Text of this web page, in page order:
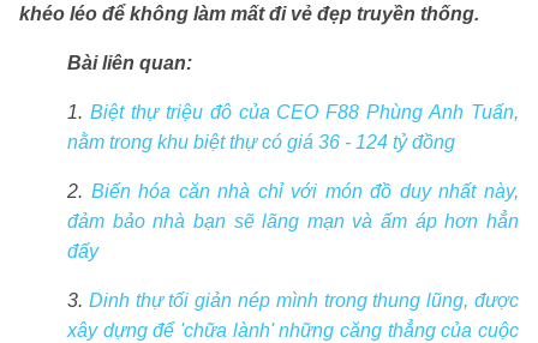
khéo léo để không làm mất đi vẻ đẹp truyền thống.
Bài liên quan:
1. Biệt thự triệu đô của CEO F88 Phùng Anh Tuấn,
nằm trong khu biệt thự có giá 36 - 124 tỷ đồng
2. Biến hóa căn nhà chỉ với món đồ duy nhất này,
đảm bảo nhà bạn sẽ lãng mạn và ấm áp hơn hẳn
đấy
3. Dinh thự tối giản nép mình trong thung lũng, được
xây dựng để 'chữa lành' những căng thẳng của cuộc